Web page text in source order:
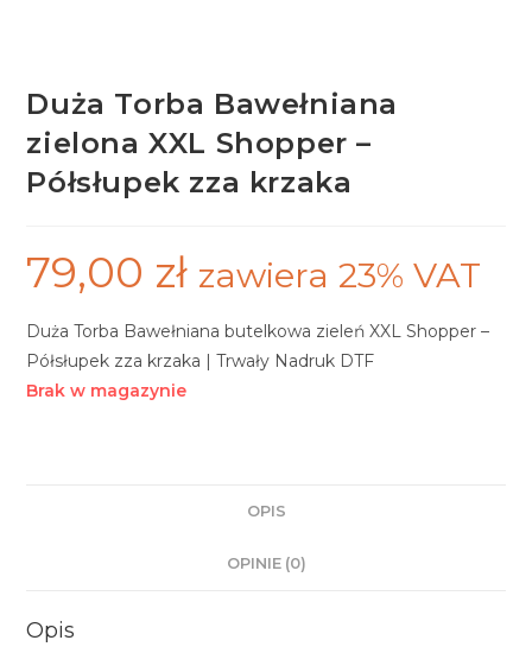
Duża Torba Bawełniana
zielona XXL Shopper –
Półsłupek zza krzaka
79,00 zł zawiera 23% VAT
Duża Torba Bawełniana butelkowa zieleń XXL Shopper –
Półsłupek zza krzaka | Trwały Nadruk DTF
Brak w magazynie
OPIS
OPINIE (0)
Opis